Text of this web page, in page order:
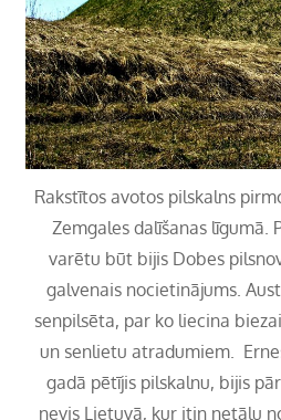
Rakstītos avotos pilskalns
Zemgales dalīšanas līgumā.
varētu būt bijis Dobes
galvenais nocietinājums.
senpilsēta, par ko liecina
un senlietu atradumiem.
gadā pētījis pilskalnu, bijis
nevis Lietuvā, kur itin netālu